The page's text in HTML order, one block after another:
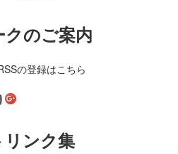
クのご案内
の登録はこちら
リンク集